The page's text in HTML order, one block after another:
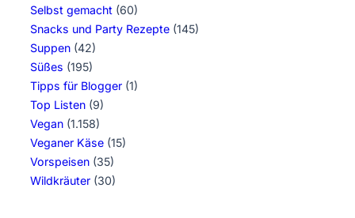
Selbst gemacht (60)
Snacks und Party Rezepte (145)
Suppen (42)
Süßes (195)
Tipps für Blogger (1)
Top Listen (9)
Vegan (1.158)
Veganer Käse (15)
Vorspeisen (35)
Wildkräuter (30)